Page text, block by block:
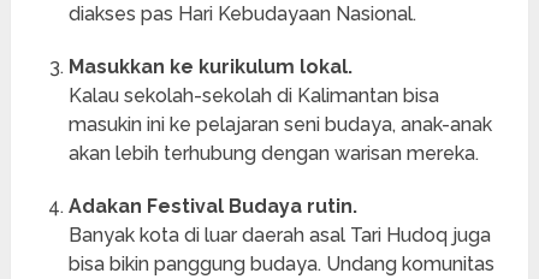
diakses pas Hari Kebudayaan Nasional.
Masukkan ke kurikulum lokal.
Kalau sekolah-sekolah di Kalimantan bisa
masukin ini ke pelajaran seni budaya, anak-anak
akan lebih terhubung dengan warisan mereka.
Adakan Festival Budaya rutin.
Banyak kota di luar daerah asal Tari Hudoq juga
bisa bikin panggung budaya. Undang komunitas